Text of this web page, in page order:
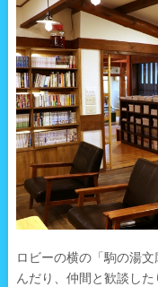
ロビーの横の「駒の湯
んだり、仲間と歓談し